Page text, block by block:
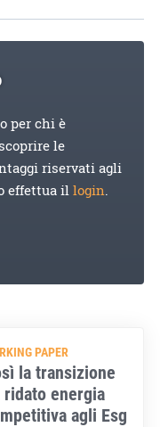
per chi è
le
riservati agli
effettua illogin.
PAPER
la transizione
ridato energia
agli Esg